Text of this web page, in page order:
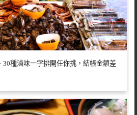
30種滷味一字排開任你挑，結帳金額差